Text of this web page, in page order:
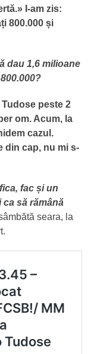
I-am zis:
800.000 și
dau 1,6 milioane
peste 2
om. Acum, la
cazul.
din cap, nu mi s-
fac și un
să rămână
seara, la